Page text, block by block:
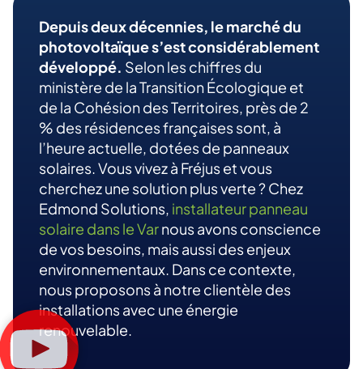
Depuis deux décennies, le marché du
photovoltaïque s’est considérablement
développé. Selon les chiffres du
ministère de la Transition Écologique et
de la Cohésion des Territoires, près de 2
% des résidences françaises sont, à
l’heure actuelle, dotées de panneaux
solaires. Vous vivez à Fréjus et vous
cherchez une solution plus verte ? Chez
Edmond Solutions, installateur panneau
solaire dans le Varnous avons conscience
de vos besoins, mais aussi des enjeux
environnementaux. Dans ce contexte,
nous proposons à notre clientèle des
installations avec une énergie
renouvelable.